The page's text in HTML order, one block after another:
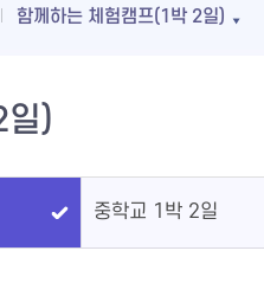
함께하는 체험캠프(1박 2일)
일)
중학교 1박 2일